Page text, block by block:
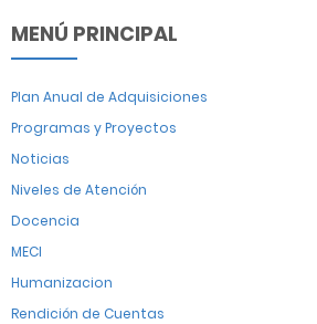
MENÚ PRINCIPAL
Plan Anual de Adquisiciones
Programas y Proyectos
Noticias
Niveles de Atención
Docencia
MECI
Humanizacion
Rendición de Cuentas